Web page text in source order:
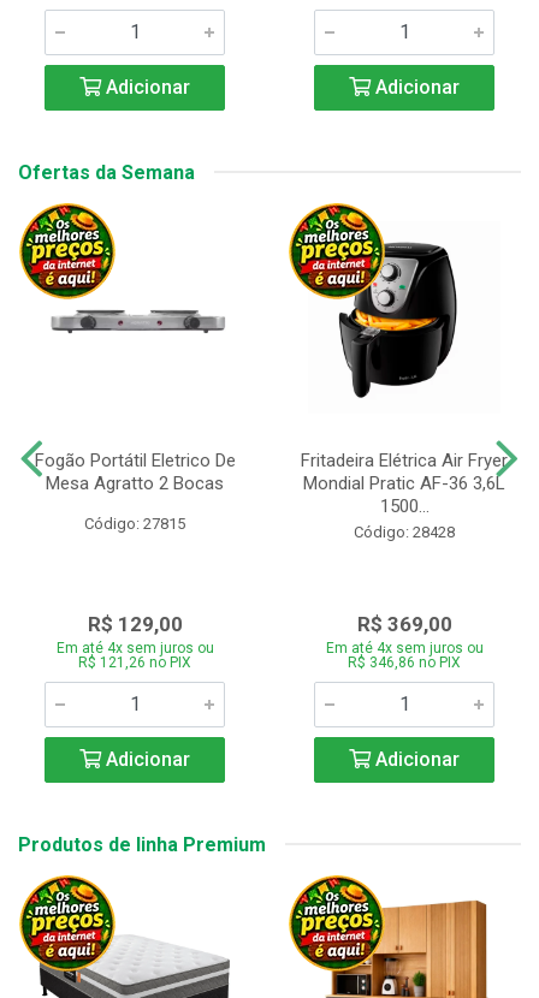
Adicionar Adicionar
Ofertas da Semana
Fogão Portátil Eletrico De
Mesa Agratto 2 Bocas
Código: 27815
R$ 129,00
Em até 4x sem juros ou
R$ 121,26 no PIX
Adicionar
Fritadeira Elétrica Air Fryer
Mondial Pratic AF-36 3,6L
1500...
Código: 28428
R$ 369,00
Em até 4x sem juros ou
R$ 346,86 no PIX
Adicionar
Produtos de linha Premium